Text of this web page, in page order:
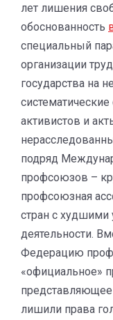
лет лишения
обоснованность
специальный
организации
государства на
активистов и
подряд
профсоюзов –
профсоюзная
стран с
деятельности.
Федерацию
«официальное»
лишили права